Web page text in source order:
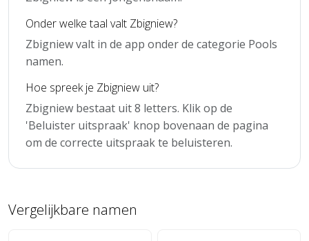
Onder welke taal valt Zbigniew?
Zbigniew valt in de app onder de categorie Pools
namen.
Hoe spreek je Zbigniew uit?
Zbigniew bestaat uit 8 letters. Klik op de
'Beluister uitspraak' knop bovenaan de pagina
om de correcte uitspraak te beluisteren.
Vergelijkbare namen